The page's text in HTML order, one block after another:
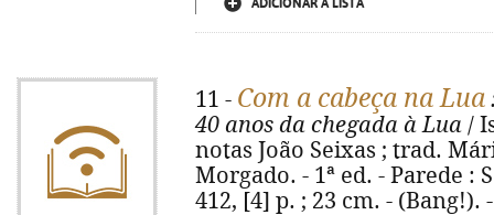
ADICIONAR À LISTA
11 - Com a cabeça na Lua
40 anos da chegada à Lua /
notas João Seixas ; trad.
Morgado. - 1ª ed. - Parede :
412, [4] p. ; 23 cm. - (Bang!).